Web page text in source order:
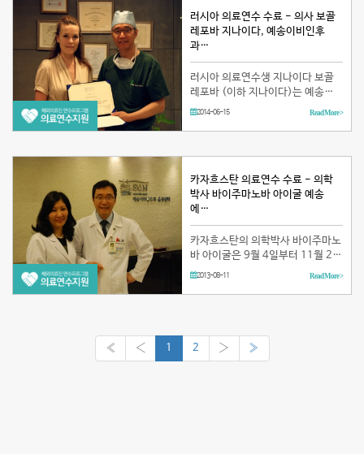
러시아 의료연수 수료 - 의사 보골
레포바 지나이다, 예송이비인후
과…
러시아 의료연수생 지나이다 보골
레포바 (이하 지나이다)는 예송이
비인후과 음성센터(이하 예송음성
니다. 지나이다씨는 튜멘 국립 의료
2014-06-15 Read More >
카자흐스탄 의료연수 수료 - 의학
박사 바이주마노바 아이굴 예송
에…
카자흐스탄의 의학박사 바이주마노
바 아이굴은 9월 4일부터 11월 23
일까지 약 3개월 간 예송이비인후과
하였습니다. 본 외국 의료인 연수 프
2013-08-11 Read More >
« ‹ 1 2 › »